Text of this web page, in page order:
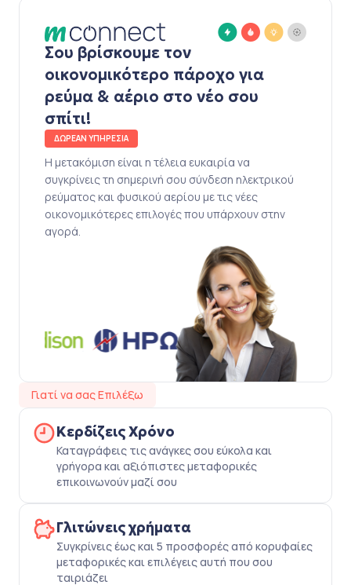
Σου βρίσκουμε τον
οικονομικότερο πάροχο για
ρεύμα & αέριο στο νέο σου
σπίτι!
ΔΩΡΕΑΝ ΥΠΗΡΕΣΙΑ
Η μετακόμιση είναι η τέλεια ευκαιρία να
συγκρίνεις τη σημερινή σου σύνδεση ηλεκτρικού
ρεύματος και φυσικού αερίου με τις νέες
οικονομικότερες επιλογές που υπάρχουν στην
αγορά.
Γιατί να σας Επιλέξω
Κερδίζεις Χρόνο
Καταγράφεις τις ανάγκες σου εύκολα και
γρήγορα και αξιόπιστες μεταφορικές
επικοινωνούν μαζί σου
Γλιτώνεις χρήματα
Συγκρίνεις έως και 5 προσφορές από κορυφαίες
μεταφορικές και επιλέγεις αυτή που σου
ταιριάζει